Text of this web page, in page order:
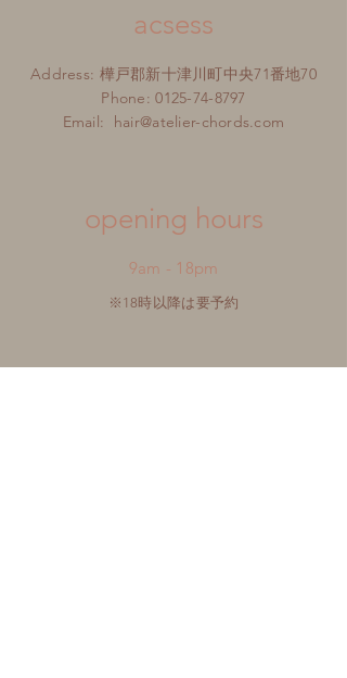
acsess
Address: 樺戸郡新十津川町中央71番地70
Phone:0125-74-8797
Email: hair@atelier-chords.com
​opening hours
9am - 18pm
※18時以降は要予約